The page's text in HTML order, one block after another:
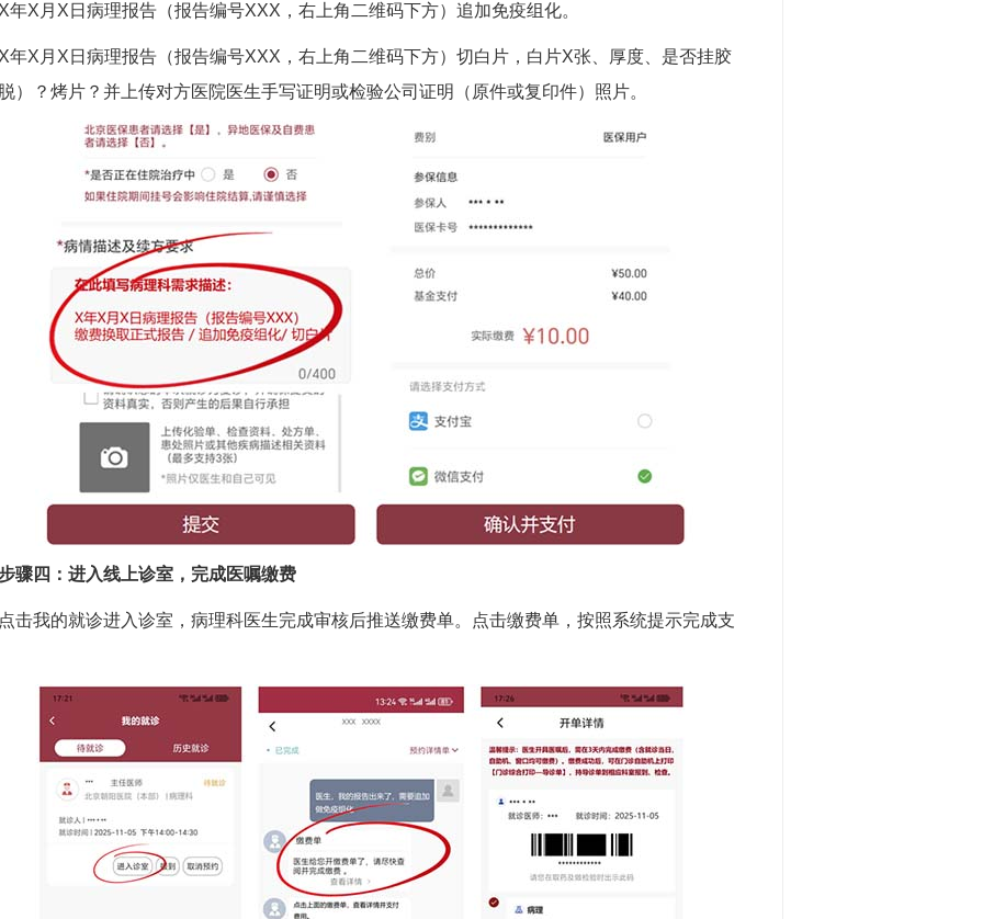
月X日病理报告（报告编号XXX，右上角二维码下方）追加免疫组化。
月X日病理报告（报告编号XXX，右上角二维码下方）切白片，白片X张、厚度、是否挂胶
）？烤片？并上传对方医院医生手写证明或检验公司证明（原件或复印件）照片。
：进入线上诊室，完成医嘱缴费
的就诊进入诊室，病理科医生完成审核后推送缴费单。点击缴费单，按照系统提示完成支